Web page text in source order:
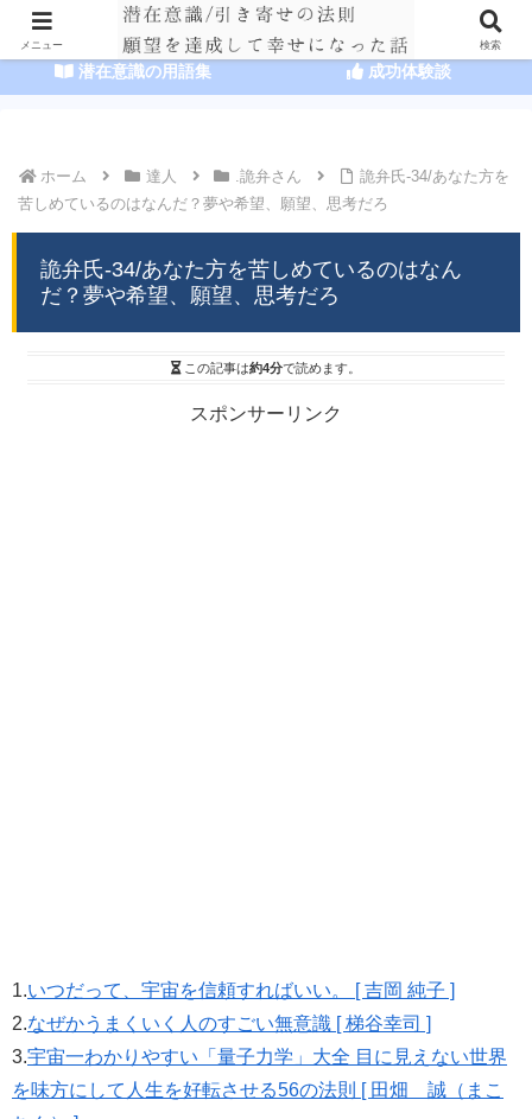
HOME 潜在意識の達人まとめ
潜在意識の用語集 成功体験談
ホーム 達人 .詭弁さん
詭弁氏-34/あなた方を
苦しめているのはなんだ？夢や希望、願望、思考だろ
詭弁氏-34/あなた方を苦しめているのはなん
だ？夢や希望、願望、思考だろ
この記事は約4分で読めます。
スポンサーリンク
1.いつだって、宇宙を信頼すればいい。 [ 吉岡 純子 ]
2.なぜかうまくいく人のすごい無意識 [ 梯谷幸司 ]
3.宇宙一わかりやすい「量子力学」大全 目に見えない世界
を味方にして人生を好転させる56の法則 [ 田畑 誠（まこ
メニュー 検索